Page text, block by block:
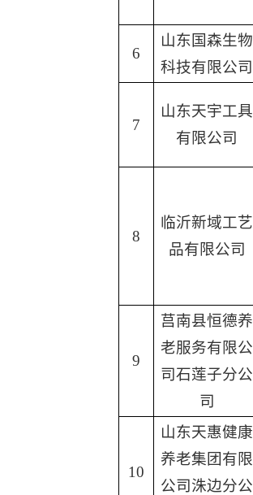
6
山东国森生物
科技有限公司
7
山东天宇工具
有限公司
8
临沂新域工艺
品有限公司
9
莒南县恒德养
老服务有限公
司石莲子分公
司
10
山东天惠健康
养老集团有限
公司洙边分公